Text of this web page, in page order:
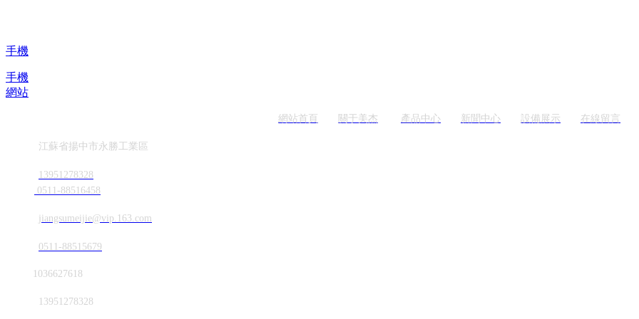
手機
手機
網站
網站首頁 關于美杰 產品中心 新聞中心 設備展示 在線留言
江蘇省揚中市永勝工業區
13951278328
0511-88516458
jiangsumeijie@vip.163.com
0511-88515679
1036627618
13951278328